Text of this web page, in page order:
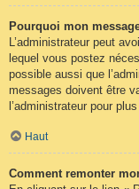
Pourquoi mon
L’administrateur peut
lequel vous postez
possible aussi que
messages doivent être
l’administrateur pour
Haut
Comment remonter